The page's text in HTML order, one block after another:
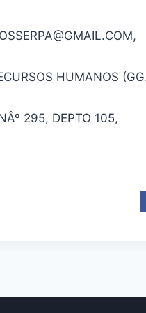
HUMANOS
295, DEPTO 105,